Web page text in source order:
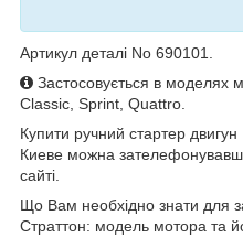
Артикул деталі No 690101.
Застосовується в моделях
Classic, Sprint, Quattro.
Купити ручний стартер двигун
Киеве можна
сайті.
Що Вам необхідно знати для
Страттон: модель мотора та